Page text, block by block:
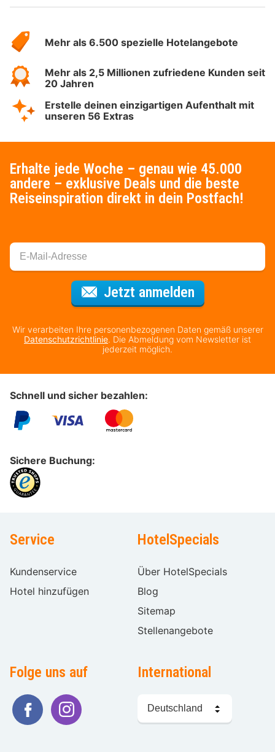
Hotelspecials
Mehr als 6.500 spezielle Hotelangebote
Mehr als 2,5 Millionen zufriedene Kunden seit
20 Jahren
Erstelle deinen einzigartigen Aufenthalt mit
unseren 56 Extras
Erhalte jede Woche – genau wie 45.000
andere – exklusive Deals und die beste
Reiseinspiration direkt in dein Postfach!
Jetzt anmeldenFür den
Wir verarbeiten Ihre personenbezogenen Daten gemäß unserer
Datenschutzrichtlinie. Die Abmeldung vom Newsletter ist
jederzeit möglich.
Schnell und sicher bezahlen:
Sichere Buchung:
Service
Kundenservice
Hotel hinzufügen
HotelSpecials
Über HotelSpecials
Blog
Sitemap
Stellenangebote
Folge uns auf International
wählen